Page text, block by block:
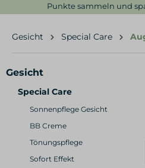
Punkte sammeln und
Gesicht Special Care
Gesicht
Special Care
Sonnenpflege Gesicht
BB Creme
Tönungspflege
Sofort Effekt